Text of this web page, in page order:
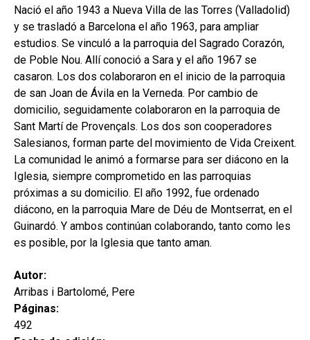
Nació el año 1943 a Nueva Villa de las Torres (Valladolid)
y se trasladó a Barcelona el año 1963, para ampliar
estudios. Se vinculó a la parroquia del Sagrado Corazón,
de Poble Nou. Allí conoció a Sara y el año 1967 se
casaron. Los dos colaboraron en el inicio de la parroquia
de san Joan de Ávila en la Verneda. Por cambio de
domicilio, seguidamente colaboraron en la parroquia de
Sant Martí de Provençals. Los dos son cooperadores
Salesianos, forman parte del movimiento de Vida Creixent.
La comunidad le animó a formarse para ser diácono en la
Iglesia, siempre comprometido en las parroquias
próximas a su domicilio. El año 1992, fue ordenado
diácono, en la parroquia Mare de Déu de Montserrat, en el
Guinardó. Y ambos continúan colaborando, tanto como les
es posible, por la Iglesia que tanto aman.
Autor:
Arribas i Bartolomé, Pere
Páginas:
492